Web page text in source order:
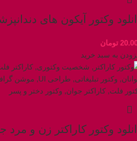
وکتور آیکون های
تومان
به سبد خرید
وکتور کاراکتر زن و مرد